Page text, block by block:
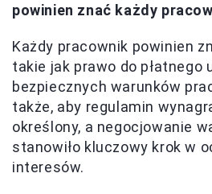
powinien znać każdy
Każdy pracownik powinien
takie jak prawo do płatnego
bezpiecznych warunków
także, aby regulamin
określony, a negocjowanie
stanowiło kluczowy krok w
interesów.